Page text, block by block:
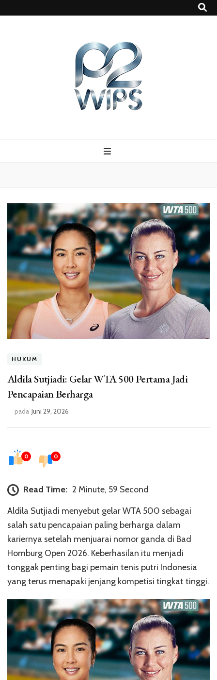
HUKUM
Aldila Sutjiadi: Gelar WTA 500 Pertama Jadi
Pencapaian Berharga
pada Juni 29, 2026
0 0
Read Time: 2 Minute, 59 Second
Aldila Sutjiadi menyebut gelar WTA 500 sebagai
salah satu pencapaian paling berharga dalam
kariernya setelah menjuarai nomor ganda di Bad
Homburg Open 2026. Keberhasilan itu menjadi
tonggak penting bagi pemain tenis putri Indonesia
yang terus menapaki jenjang kompetisi tingkat tinggi.